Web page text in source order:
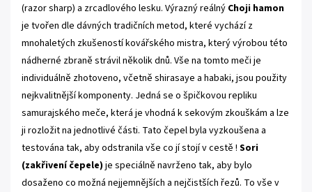
(razor sharp) a zrcadlového lesku. Výrazný reálný Choji hamon
je tvořen dle dávných tradičních metod, které vychází z
mnohaletých zkušeností kovářského mistra, který výrobou této
nádherné zbraně strávil několik dnů. Vše na tomto meči je
individuálně zhotoveno, včetně shirasaye a habaki, jsou použity
nejkvalitnější komponenty. Jedná se o špičkovou repliku
samurajského meče, která je vhodná k sekovým zkouškám a lze
ji rozložit na jednotlivé části. Tato čepel byla vyzkoušena a
testována tak, aby odstranila vše co jí stojí v cestě ! Sori
(zakřivení čepele) je speciálně navrženo tak, aby bylo
dosaženo co možná nejjemnějších a nejčistších řezů. To vše v